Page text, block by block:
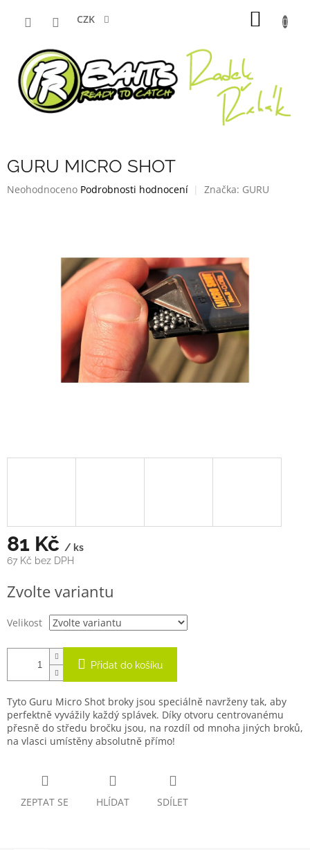
CZK
GURU MICRO SHOT
Průměrné
Neohodnoceno Podrobnosti hodnocení Značka: GURU
81 Kč / ks
67 Kč bez DPH
cena:
Zvolte variantu
Velikost
Přidat do košíku
Tyto Guru Micro Shot broky jsou speciálně navrženy tak, aby
perfektně vyvážily každý splávek. Díky otvoru centrovanému
přesně do středu bročku jsou, na rozdíl od mnoha jiných broků,
na vlasci umístěny absolutně přímo!
ZEPTAT SE HLÍDAT SDÍLET